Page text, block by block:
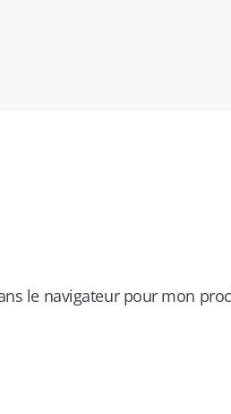
le navigateur pour mon